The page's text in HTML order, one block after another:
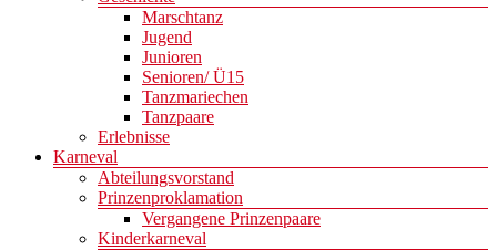
Marschtanz
Jugend
Junioren
Senioren/ Ü15
Tanzmariechen
Tanzpaare
Erlebnisse
Karneval
Abteilungsvorstand
Prinzenproklamation
Vergangene Prinzenpaare
Kinderkarneval